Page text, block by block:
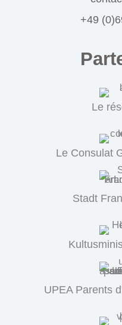
+49
Le
Le Consulat
Stadt
UPEA Parents